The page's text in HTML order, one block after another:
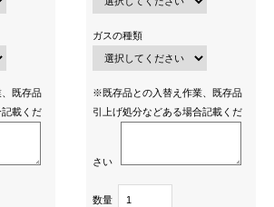
既存品
載くだ
ガスの種類
※既存品との入替え作業、既存品
引上げ処分などある場合記載くだ
さい
数量